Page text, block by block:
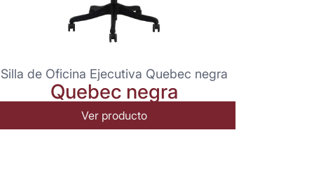
Silla de Oficina Ejecutiva Quebec negra
Quebec negra
Ver producto